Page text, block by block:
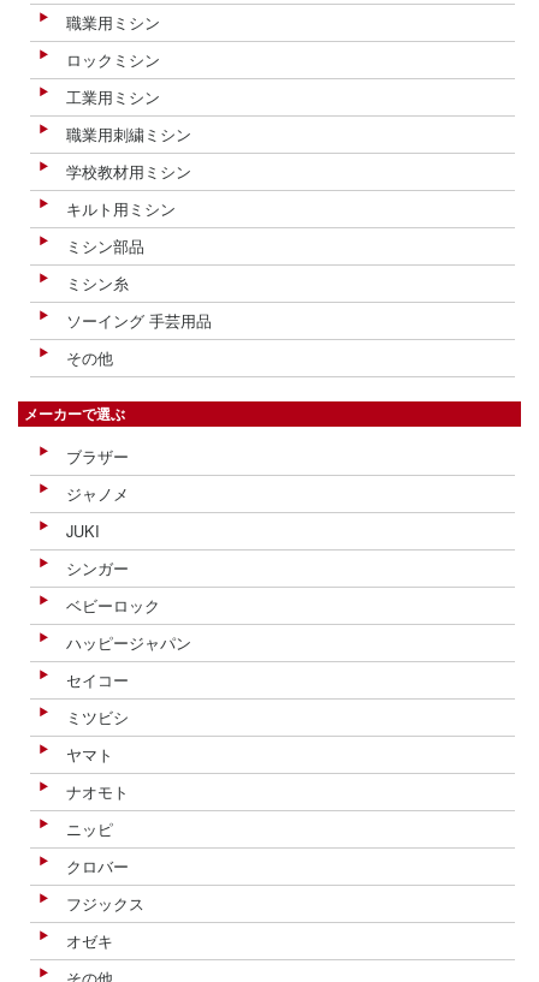
職業用ミシン
ロックミシン
工業用ミシン
職業用刺繍ミシン
学校教材用ミシン
キルト用ミシン
ミシン部品
ミシン糸
ソーイング 手芸用品
その他
メーカーで選ぶ
ブラザー
ジャノメ
JUKI
シンガー
ベビーロック
ハッピージャパン
セイコー
ミツビシ
ヤマト
ナオモト
ニッピ
クロバー
フジックス
オゼキ